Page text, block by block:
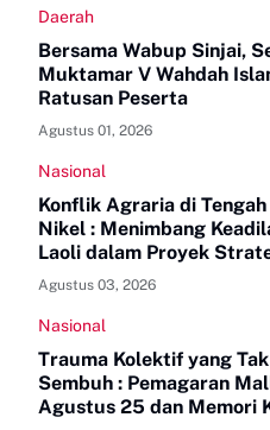
Daerah
Bersama Wabup Sinjai,
Muktamar V Wahdah
Ratusan Peserta
Agustus 01, 2026
Nasional
Konflik Agraria di
Nikel : Menimbang
Laoli dalam Proyek
PT Indonesia Huali
Agustus 03, 2026
Nasional
Trauma Kolektif yang
Sembuh : Pemagaran
Agustus 25 dan Memori